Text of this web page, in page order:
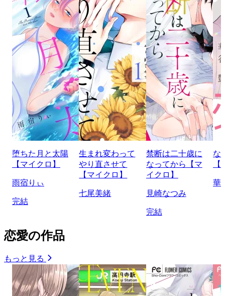
堕ちた月と太陽
【マイクロ】
雨宿りぃ
完結
生まれ変わって
やり直させて
【マイクロ】
七尾美緒
禁断は二十歳に
なってから【マ
イクロ】
見崎なつみ
完結
な
華
恋愛の作品
もっと見る